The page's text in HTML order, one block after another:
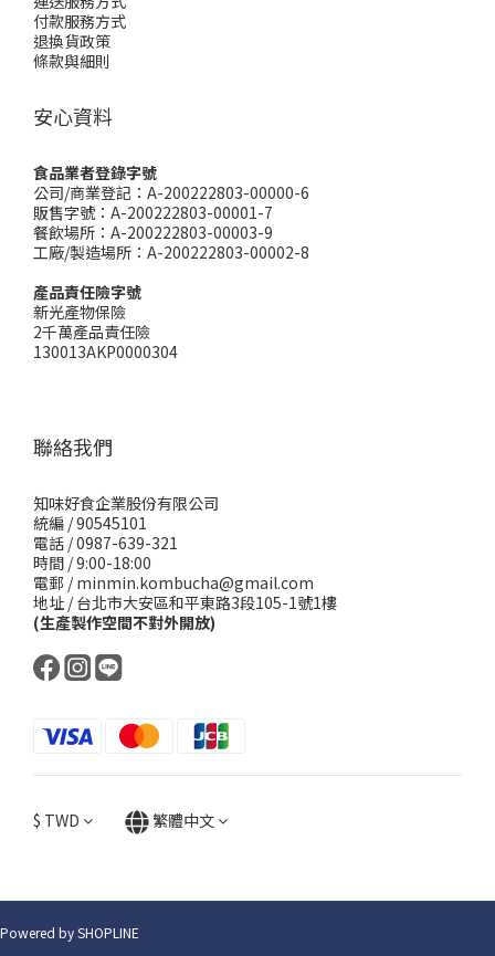
付款服務方式
退換貨政策
條款與細則
安心資料
食品業者登錄字號
公司/商業登記：A-200222803-00000-6
販售字號：A-200222803-00001-7
餐飲場所：A-200222803-00003-9
工廠/製造場所：A-200222803-00002-8
產品責任險字號
新光產物保險
2千萬產品責任險
130013AKP0000304
聯絡我們
知味好食企業股份有限公司
統編 / 90545101
電話 / 0987-639-321
時間 / 9:00-18:00
電郵 / minmin.kombucha@gmail.com
地址 / 台北市大安區和平東路3段105-1號1樓
(生產製作空間不對外開放)
$ TWD 繁體中文
Powered by SHOPLINE